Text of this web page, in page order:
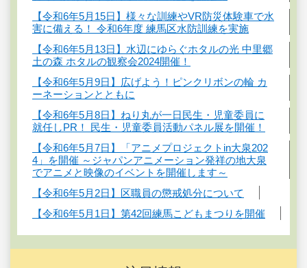
【令和6年5月15日】様々な訓練やVR防災体験車で水
害に備える！ 令和6年度 練馬区水防訓練を実施
【令和6年5月13日】水辺にゆらぐホタルの光 中里郷
土の森 ホタルの観察会2024開催！
【令和6年5月9日】広げよう！ピンクリボンの輪 カ
ーネーションとともに
【令和6年5月8日】ねり丸が一日民生・児童委員に
就任しPR！ 民生・児童委員活動パネル展を開催！
【令和6年5月7日】「アニメプロジェクトin大泉202
4」を開催 ～ジャパンアニメーション発祥の地大泉
でアニメと映像のイベントを開催します～
【令和6年5月2日】区職員の懲戒処分について
【令和6年5月1日】第42回練馬こどもまつりを開催